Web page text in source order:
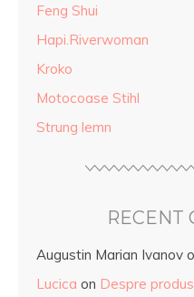
Feng Shui
Hapi.Riverwoman
Kroko
Motocoase Stihl
Strung lemn
RECENT
Augustin Marian Ivanov
Lucica on Despre